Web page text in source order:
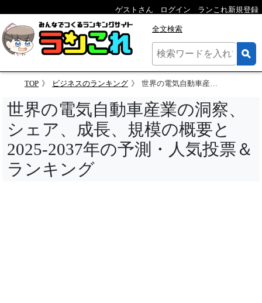
ゲストさん ログイン ランこれ新規登録
全文検索
TOP ビジネスのランキング 世界の電気自動車産業の洞察、シェア、成長、規模の概要と2025-2037年の予測・人気投票＆ランキング
世界の電気自動車産業の洞察、
シェア、成長、規模の概要と
2025-2037年の予測・人気投票＆
ランキング